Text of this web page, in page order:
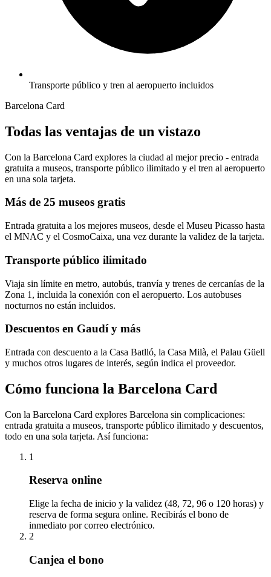
Transporte público y tren al aeropuerto incluidos
Barcelona Card
Todas las ventajas de un vistazo
Con la Barcelona Card explores la ciudad al mejor precio - entrada
gratuita a museos, transporte público ilimitado y el tren al aeropuerto
en una sola tarjeta.
Más de 25 museos gratis
Entrada gratuita a los mejores museos, desde el Museu Picasso hasta
el MNAC y el CosmoCaixa, una vez durante la validez de la tarjeta.
Transporte público ilimitado
Viaja sin límite en metro, autobús, tranvía y trenes de cercanías de la
Zona 1, incluida la conexión con el aeropuerto. Los autobuses
nocturnos no están incluidos.
Descuentos en Gaudí y más
Entrada con descuento a la Casa Batlló, la Casa Milà, el Palau Güell
y muchos otros lugares de interés, según indica el proveedor.
Cómo funciona la Barcelona Card
Con la Barcelona Card explores Barcelona sin complicaciones:
entrada gratuita a museos, transporte público ilimitado y descuentos,
todo en una sola tarjeta. Así funciona:
1
Reserva online
Elige la fecha de inicio y la validez (48, 72, 96 o 120 horas) y
reserva de forma segura online. Recibirás el bono de
inmediato por correo electrónico.
2
Canjea el bono